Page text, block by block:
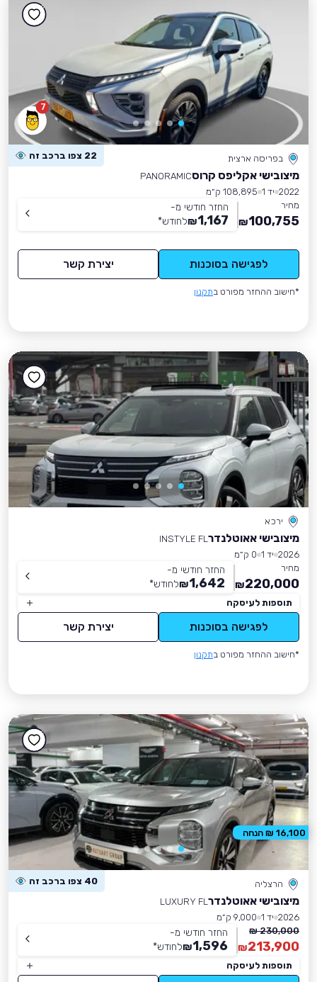
7
בפריסה ארצית 22 צפו ברכב זה
מיצובישי אקליפס קרוסPANORAMIC
2022 יד 1
108,895 ק״מ
מחיר
100,755
₪
החזר חודשי מ-
1,167
₪לחודש*
לפגישה בסוכנות יצירת קשר
*חישוב ההחזר מפורט בתקנון
ירכא
מיצובישי אאוטלנדר INSTYLE FL
2026 יד 1
0 ק״מ
מחיר
220,000
₪
החזר חודשי מ-
1,642
₪לחודש*
תוספות לעיסקה
לפגישה בסוכנות יצירת קשר
*חישוב ההחזר מפורט בתקנון
הרצליה 40 צפו ברכב זה
מיצובישי אאוטלנדר LUXURY FL
2026 יד 1
9,000 ק״מ
230,000 ₪
213,900
₪
החזר חודשי מ-
1,596
₪לחודש*
תוספות לעיסקה
16,100 ₪ הנחה